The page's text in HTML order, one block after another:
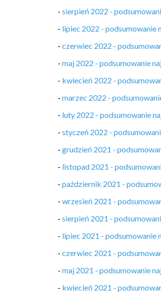
- sierpień 2022 -
- lipiec 2022 - podsumowanie
- czerwiec 2022 -
- maj 2022 - podsumowanie
- kwiecień 2022 -
- marzec 2022 -
- luty 2022 - podsumowanie
- styczeń 2022 -
- grudzień 2021 -
- listopad 2021 -
- październik 2021 -
- wrzesień 2021 -
- sierpień 2021 -
- lipiec 2021 - podsumowanie
- czerwiec 2021 -
- maj 2021 - podsumowanie
- kwiecień 2021 -